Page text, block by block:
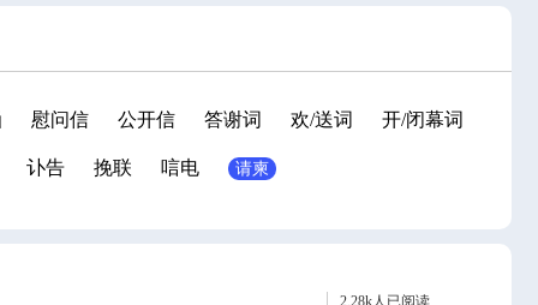
慰问信 公开信 答谢词 欢/送词 开/闭幕词
讣告 挽联 唁电 请柬
2.28k人已阅读